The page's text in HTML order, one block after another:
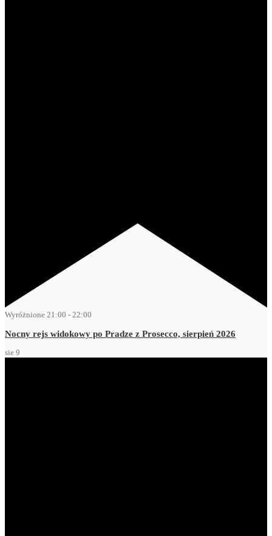
Wyróżnione 21:00 - 22:00
Nocny rejs widokowy po Pradze z Prosecco, sierpień 2026
sie 9